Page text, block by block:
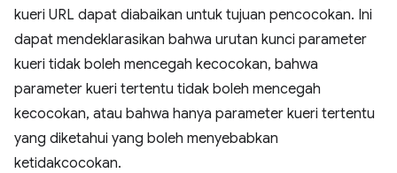
kueri URL dapat diabaikan untuk tujuan pencocokan. Ini
dapat mendeklarasikan bahwa urutan kunci parameter
kueri tidak boleh mencegah kecocokan, bahwa
parameter kueri tertentu tidak boleh mencegah
kecocokan, atau bahwa hanya parameter kueri tertentu
yang diketahui yang boleh menyebabkan
ketidakcocokan.